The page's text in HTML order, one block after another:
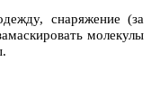
снаряжение (за
молекулы